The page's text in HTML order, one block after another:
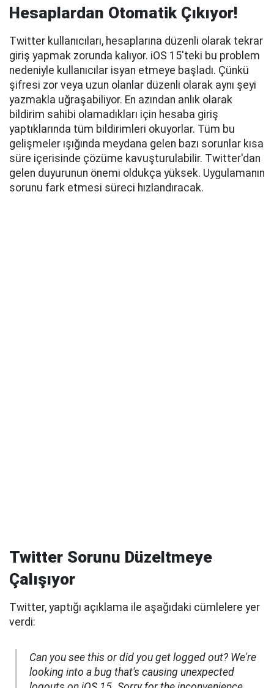
Hesaplardan Otomatik Çıkıyor!
Twitter kullanıcıları, hesaplarına düzenli olarak tekrar
giriş yapmak zorunda kalıyor. iOS 15'teki bu problem
nedeniyle kullanıcılar isyan etmeye başladı. Çünkü
şifresi zor veya uzun olanlar düzenli olarak aynı şeyi
yazmakla uğraşabiliyor. En azından anlık olarak
bildirim sahibi olamadıkları için hesaba giriş
yaptıklarında tüm bildirimleri okuyorlar. Tüm bu
gelişmeler ışığında meydana gelen bazı sorunlar kısa
süre içerisinde çözüme kavuşturulabilir. Twitter'dan
gelen duyurunun önemi oldukça yüksek. Uygulamanın
sorunu fark etmesi süreci hızlandıracak.
Twitter Sorunu Düzeltmeye
Çalışıyor
Twitter, yaptığı açıklama ile aşağıdaki cümlelere yer
verdi:
Can you see this or did you get logged out? We're
looking into a bug that's causing unexpected